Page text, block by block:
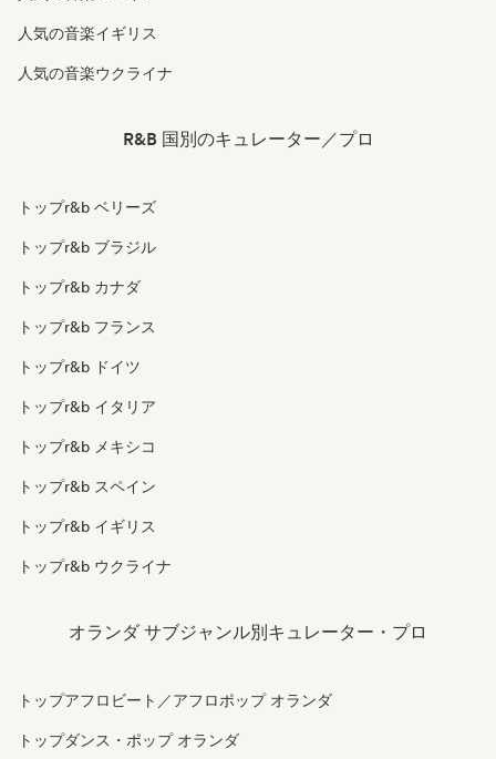
人気の音楽イギリス
人気の音楽ウクライナ
R&B 国別のキュレーター／プロ
トップr&b ベリーズ
トップr&b ブラジル
トップr&b カナダ
トップr&b フランス
トップr&b ドイツ
トップr&b イタリア
トップr&b メキシコ
トップr&b スペイン
トップr&b イギリス
トップr&b ウクライナ
オランダ サブジャンル別キュレーター・プロ
トップアフロビート／アフロポップ オランダ
トップダンス・ポップ オランダ